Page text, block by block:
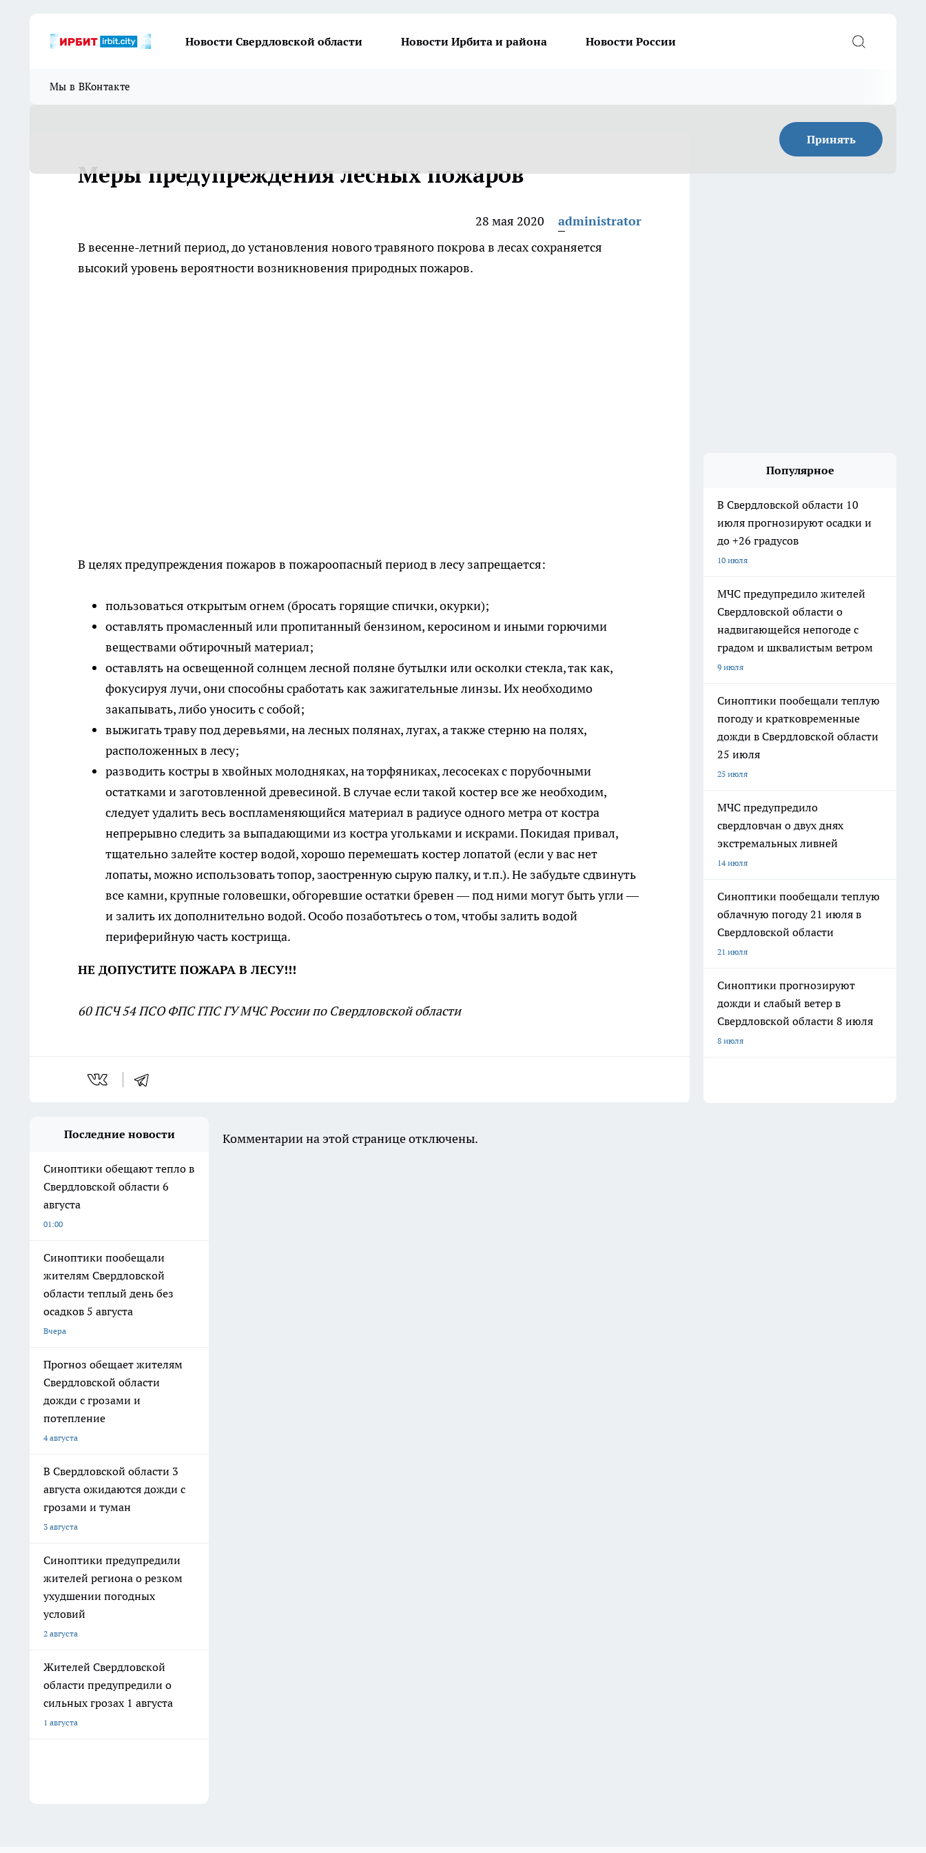
Новости Свердловской области Новости Ирбита и района Новости России
Мы в ВКонтакте
Принять
Меры предупреждения лесных пожаров
28 мая 2020
administrator
В весенне-летний период, до установления нового травяного покрова в лесах сохраняется
высокий уровень вероятности возникновения природных пожаров.
В целях предупреждения пожаров в пожароопасный период в лесу запрещается:
пользоваться открытым огнем (бросать горящие спички, окурки);
оставлять промасленный или пропитанный бензином, керосином и иными горючими
веществами обтирочный материал;
оставлять на освещенной солнцем лесной поляне бутылки или осколки стекла, так как,
фокусируя лучи, они способны сработать как зажигательные линзы. Их необходимо
закапывать, либо уносить с собой;
выжигать траву под деревьями, на лесных полянах, лугах, а также стерню на полях,
расположенных в лесу;
разводить костры в хвойных молодняках, на торфяниках, лесосеках с порубочными
остатками и заготовленной древесиной. В случае если такой костер все же необходим,
следует удалить весь воспламеняющийся материал в радиусе одного метра от костра
непрерывно следить за выпадающими из костра угольками и искрами. Покидая привал,
тщательно залейте костер водой, хорошо перемешать костер лопатой (если у вас нет
лопаты, можно использовать топор, заостренную сырую палку, и т.п.). Не забудьте сдвинуть
все камни, крупные головешки, обгоревшие остатки бревен — под ними могут быть угли —
и залить их дополнительно водой. Особо позаботьтесь о том, чтобы залить водой
периферийную часть кострища.
НЕ ДОПУСТИТЕ ПОЖАРА В ЛЕСУ!!!
60 ПСЧ 54 ПСО ФПС ГПС ГУ МЧС России по Свердловской области
Популярное
В Свердловской области 10
июля прогнозируют осадки и
до +26 градусов
10 июля
МЧС предупредило жителей
Свердловской области о
надвигающейся непогоде с
градом и шквалистым ветром
9 июля
Синоптики пообещали теплую
погоду и кратковременные
дожди в Свердловской области
25 июля
25 июля
МЧС предупредило
свердловчан о двух днях
экстремальных ливней
14 июля
Синоптики пообещали теплую
облачную погоду 21 июля в
Свердловской области
21 июля
Синоптики прогнозируют
дожди и слабый ветер в
Свердловской области 8 июля
8 июля
Последние новости
Синоптики обещают тепло в
Свердловской области 6
августа
01:00
Синоптики пообещали
жителям Свердловской
области теплый день без
осадков 5 августа
Вчера
Прогноз обещает жителям
Свердловской области
дожди с грозами и
потепление
4 августа
В Свердловской области 3
августа ожидаются дожди с
грозами и туман
3 августа
Синоптики предупредили
жителей региона о резком
ухудшении погодных
условий
2 августа
Жителей Свердловской
области предупредили о
сильных грозах 1 августа
1 августа
Комментарии на этой странице отключены.